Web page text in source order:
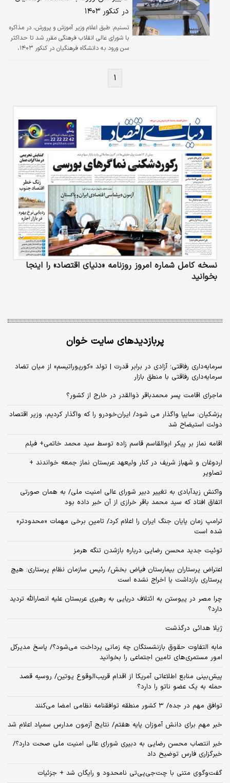
در کنکور ۱۴۰۳
تسنیم: طبق اعلام وزیر آموزش و پرورش، در مذاکره
با شورای عالی انقلاب فرهنگی مقرر شد تا حداکثر
سن ورود به دانشگاه فرهنگیان در کنکور ۱۴۰۳،
۱
نسخه کامل شماره امروز روزنامه «دنیای‌ اقتصاد» را اینجا
بخوانید
پربازدیدهای سایت خوان
سرمایه‌داری رفاقتی؛ آزادی در برابر قدرت | تولد «کورپوراتیسم» از میان تضاد
سرمایه‌داری رفاقتی با منطق بازار
ماجرای اقامت پسر محمدباقر ذوالقدر در خارج از کشور؟
پزشکیان: سایپا واگذار می شود/ ایران‌خودرو را که واگذار کردیم، وزیر اقتصاد
دولت استیضاح شد
اقامه نماز بر پیکر ابوالقاسم قاسم زاده توسط سید محمد خاتمی+ فیلم
اردوغان و شهباز شریف در کنار ولیعهد عربستان نماز جمعه خواندند +
تصاویر
واکنش زیدآبادی به تغییر دبیر شورای عالی امنیت ملی/ به همان صورتی
اتفاق افتاد که سید محمد باقر خرازی از آن خبر داده بود
ترامپ زمان پایان جنگ ایران را اعلام کرد/ تامین برخی مهمات «محدودتر»
شده است
توئیت جدید محسن رضایی درباره بازشدن تنگه هرمز
اعتراض پرستاران بیمارستان فیاض بخش/ رئیس سازمان نظام پرستاری: هیچ
پرستاری بازداشت یا اخراج نشده است
چرا مصر در پیوستن به ائتلاف دریایی به رهبری عربستان علیه انصارالله تردید
دارد؟
ژیلا هدائی درگذشت
مابه التفاوت حقوق بازنشستگان چه زمانی پرداخت می‌شود؟/ پاسخ مدیرکل
امور مستمری‌های تامین اجتماعی را بخوانید
پیش‌بینی منابع اطلاعاتی آمریکا از اقدام قریب‌الوقوع پوتین/ روسیه قصد
حمله به یک عضو ناتو را دارد؟
توافق مهم در جده/ ۳ کشور منطقه توافقنامه نظامی امضا می‌کنند
خبر مهم برای دانش آموزان پایه هفتم/ نتایج آزمون مدارس سمپاد اعلام شد
خبر انتصاب محسن رضایی به دبیری شورای عالی امنیت ملی صحت دارد؟/
خبرگزاری فارس توضیح داد
گفت‌وگوی متنی با چت‌جی‌پی‌تی نامحدود و رایگان شد + جزئیات